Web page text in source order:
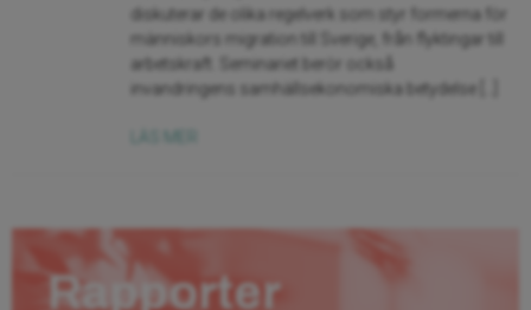
diskuterar de olika regelverk som styr formerna för
människors migration till Sverige, från flyktingar till
arbetskraft. Seminariet berör också
invandringens samhällsekonomiska betydelse […]
Rapporter